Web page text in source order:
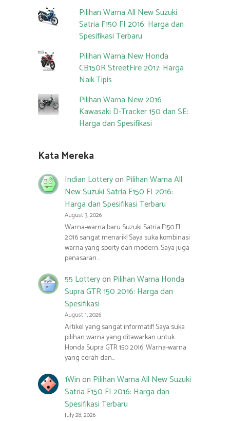
Pilihan Warna All New Suzuki
Satria F150 FI 2016: Harga dan
Spesifikasi Terbaru
Pilihan Warna New Honda
CB150R StreetFire 2017: Harga
Naik Tipis
Pilihan Warna New 2016
Kawasaki D-Tracker 150 dan SE:
Harga dan Spesifikasi
Kata Mereka
Indian Lotteryon Pilihan Warna All
New Suzuki Satria F150 FI 2016:
Harga dan Spesifikasi Terbaru
August 3, 2026
Warna-warna baru Suzuki Satria F150 FI
2016 sangat menarik! Saya suka kombinasi
warna yang sporty dan modern. Saya juga
penasaran…
55 Lotteryon Pilihan Warna Honda
Supra GTR 150 2016: Harga dan
Spesifikasi
August 1, 2026
Artikel yang sangat informatif! Saya suka
pilihan warna yang ditawarkan untuk
Honda Supra GTR 150 2016. Warna-warna
yang cerah dan…
1Winon Pilihan Warna All New Suzuki
Satria F150 FI 2016: Harga dan
Spesifikasi Terbaru
July 28, 2026